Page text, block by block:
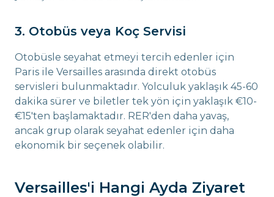
3. Otobüs veya Koç Servisi
Otobüsle seyahat etmeyi tercih edenler için
Paris ile Versailles arasında direkt otobüs
servisleri bulunmaktadır. Yolculuk yaklaşık 45-60
dakika sürer ve biletler tek yön için yaklaşık €10-
€15'ten başlamaktadır. RER'den daha yavaş,
ancak grup olarak seyahat edenler için daha
ekonomik bir seçenek olabilir.
Versailles'i Hangi Ayda Ziyaret